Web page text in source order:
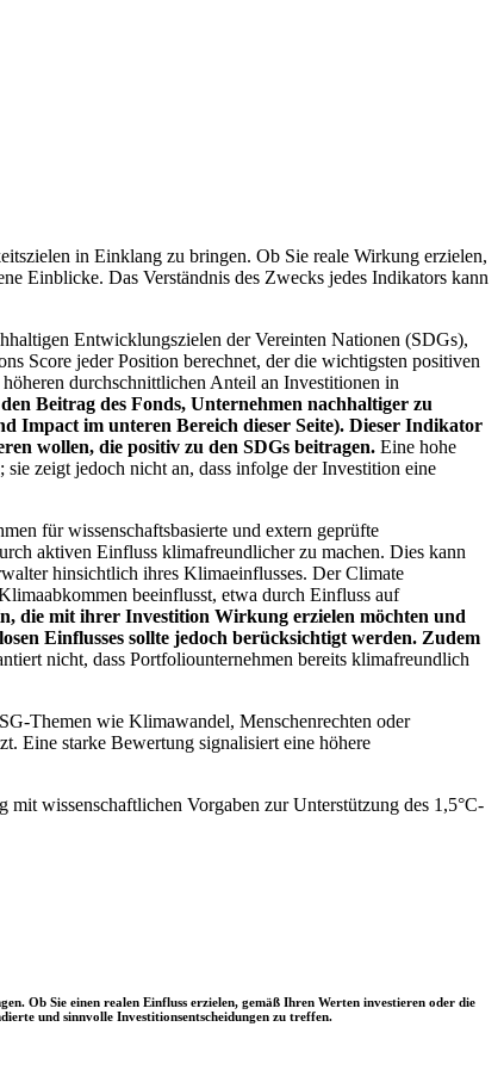
in Einklang zu bringen. Ob Sie reale Wirkung erzielen,
Einblicke. Das Verständnis des Zwecks jedes Indikators kann
Entwicklungszielen der Vereinten Nationen (SDGs),
Score jeder Position berechnet, der die wichtigsten positiven
durchschnittlichen Anteil an Investitionen in
Beitrag des Fonds, Unternehmen nachhaltiger zu
Impact im unteren Bereich dieser Seite). Dieser Indikator
wollen, die positiv zu den SDGs beitragen. Eine hohe
zeigt jedoch nicht an, dass infolge der Investition eine
für wissenschaftsbasierte und extern geprüfte
aktiven Einfluss klimafreundlicher zu machen. Dies kann
hinsichtlich ihres Klimaeinflusses. Der Climate
beeinflusst, etwa durch Einfluss auf
die mit ihrer Investition Wirkung erzielen möchten und
Einflusses sollte jedoch berücksichtigt werden. Zudem
nicht, dass Portfoliounternehmen bereits klimafreundlich
Themen wie Klimawandel, Menschenrechten oder
Eine starke Bewertung signalisiert eine höhere
wissenschaftlichen Vorgaben zur Unterstützung des 1,5°C-
Ob Sie einen realen Einfluss erzielen, gemäß Ihren Werten investieren oder die
und sinnvolle Investitionsentscheidungen zu treffen.